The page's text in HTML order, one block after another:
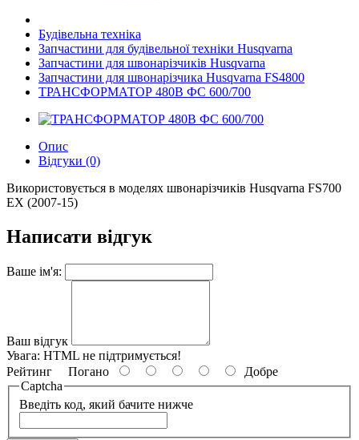
Будівельна техніка
Запчастини для будівельної техніки Husqvarna
Запчастини для швонарізчиків Husqvarna
Запчастини для швонарізчика Husqvarna FS4800
ТРАНСФОРМАТОР 480В ФС 600/700
Опис
Відгуки (0)
Використовується в моделях швонарізчиків Husqvarna FS700
EX (2007-15)
Написати відгук
Ваше ім'я:
Ваш відгук
Увага: HTML не підтримується!
Рейтинг Погано
Добре
Captcha
Введіть код, який бачите нижче